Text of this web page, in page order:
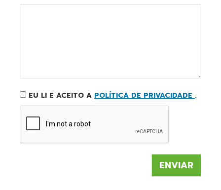
EU LI E ACEITO A POLÍTICA DE PRIVACIDADE .